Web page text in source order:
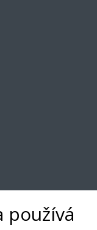
používá